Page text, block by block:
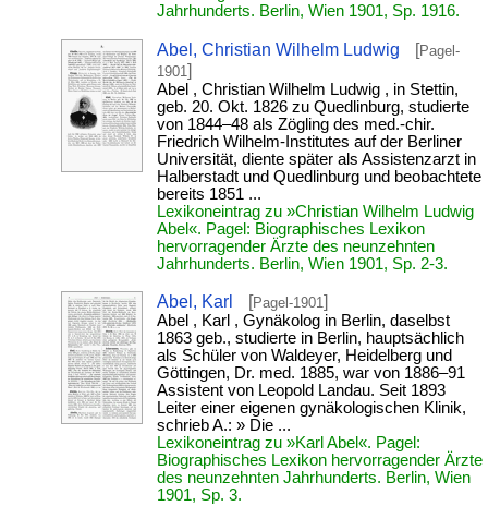
Jahrhunderts. Berlin, Wien 1901, Sp. 1916.
Abel, Christian Wilhelm Ludwig [Pagel-
1901]
Abel , Christian Wilhelm Ludwig , in Stettin,
geb. 20. Okt. 1826 zu Quedlinburg, studierte
von 1844–48 als Zögling des med.-chir.
Friedrich Wilhelm-Institutes auf der Berliner
Universität, diente später als Assistenzarzt in
Halberstadt und Quedlinburg und beobachtete
bereits 1851 ...
Lexikoneintrag zu »Christian Wilhelm Ludwig
Abel«. Pagel: Biographisches Lexikon
hervorragender Ärzte des neunzehnten
Jahrhunderts. Berlin, Wien 1901, Sp. 2-3.
Abel, Karl [Pagel-1901]
Abel , Karl , Gynäkolog in Berlin, daselbst
1863 geb., studierte in Berlin, hauptsächlich
als Schüler von Waldeyer, Heidelberg und
Göttingen, Dr. med. 1885, war von 1886–91
Assistent von Leopold Landau. Seit 1893
Leiter einer eigenen gynäkologischen Klinik,
schrieb A.: » Die ...
Lexikoneintrag zu »Karl Abel«. Pagel:
Biographisches Lexikon hervorragender Ärzte
des neunzehnten Jahrhunderts. Berlin, Wien
1901, Sp. 3.